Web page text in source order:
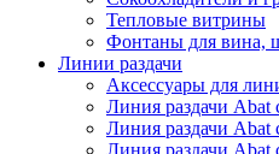
Тепловые витрины
Фонтаны для вина,
Линии раздачи
Аксессуары для
Линия раздачи
Линия раздачи
Линия раздачи